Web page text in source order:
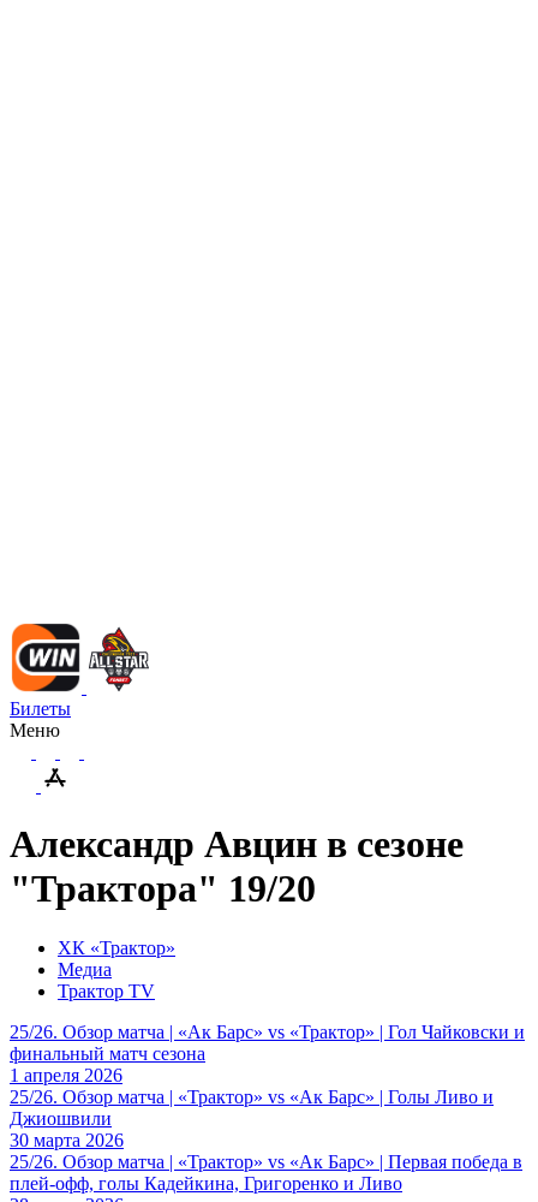
Билеты
Меню
Александр Авцин в сезоне
"Трактора" 19/20
ХК «Трактор»
Медиа
Трактор TV
25/26. Обзор матча | «Ак Барс» vs «Трактор» | Гол Чайковски и
финальный матч сезона
1 апреля 2026
25/26. Обзор матча | «Трактор» vs «Ак Барс» | Голы Ливо и
Джиошвили
30 марта 2026
25/26. Обзор матча | «Трактор» vs «Ак Барс» | Первая победа в
плей-офф, голы Кадейкина, Григоренко и Ливо